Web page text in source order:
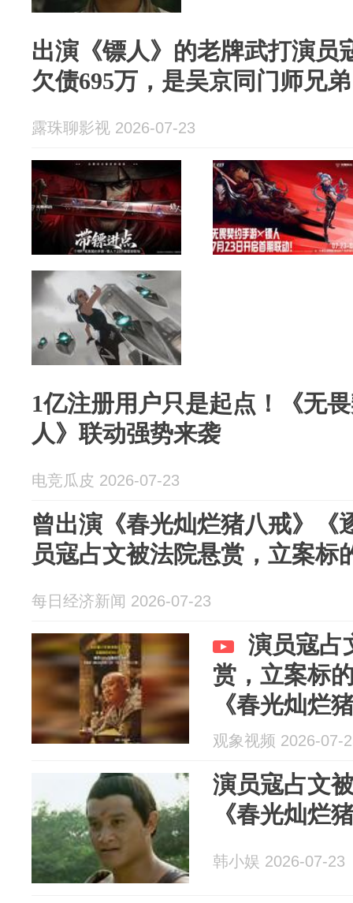
出演《镖人》的老牌武打演员
欠债695万，是吴京同门师兄弟
露珠聊影视 2026-07-23
1亿注册用户只是起点！《无
人》联动强势来袭
电竞瓜皮 2026-07-23
曾出演《春光灿烂猪八戒》《
员寇占文被法院悬赏，立案标
每日经济新闻 2026-07-23
演员寇占
赏，立案标
《春光灿烂
《镖人》等
观象视频 2026-07-
演员寇占文
《春光灿烂
韩小娱 2026-07-23